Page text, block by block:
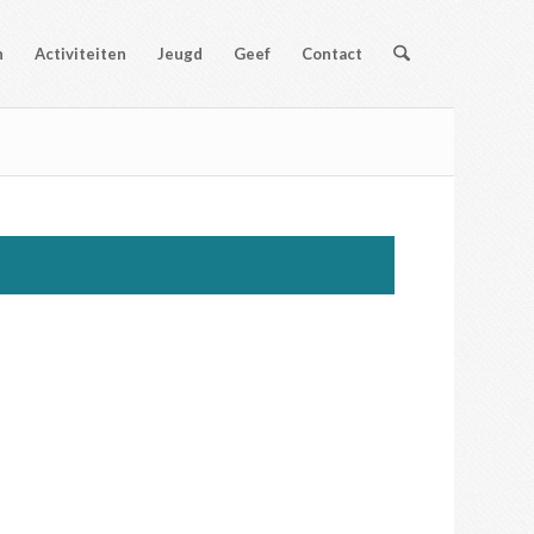
Activiteiten Jeugd Geef Contact